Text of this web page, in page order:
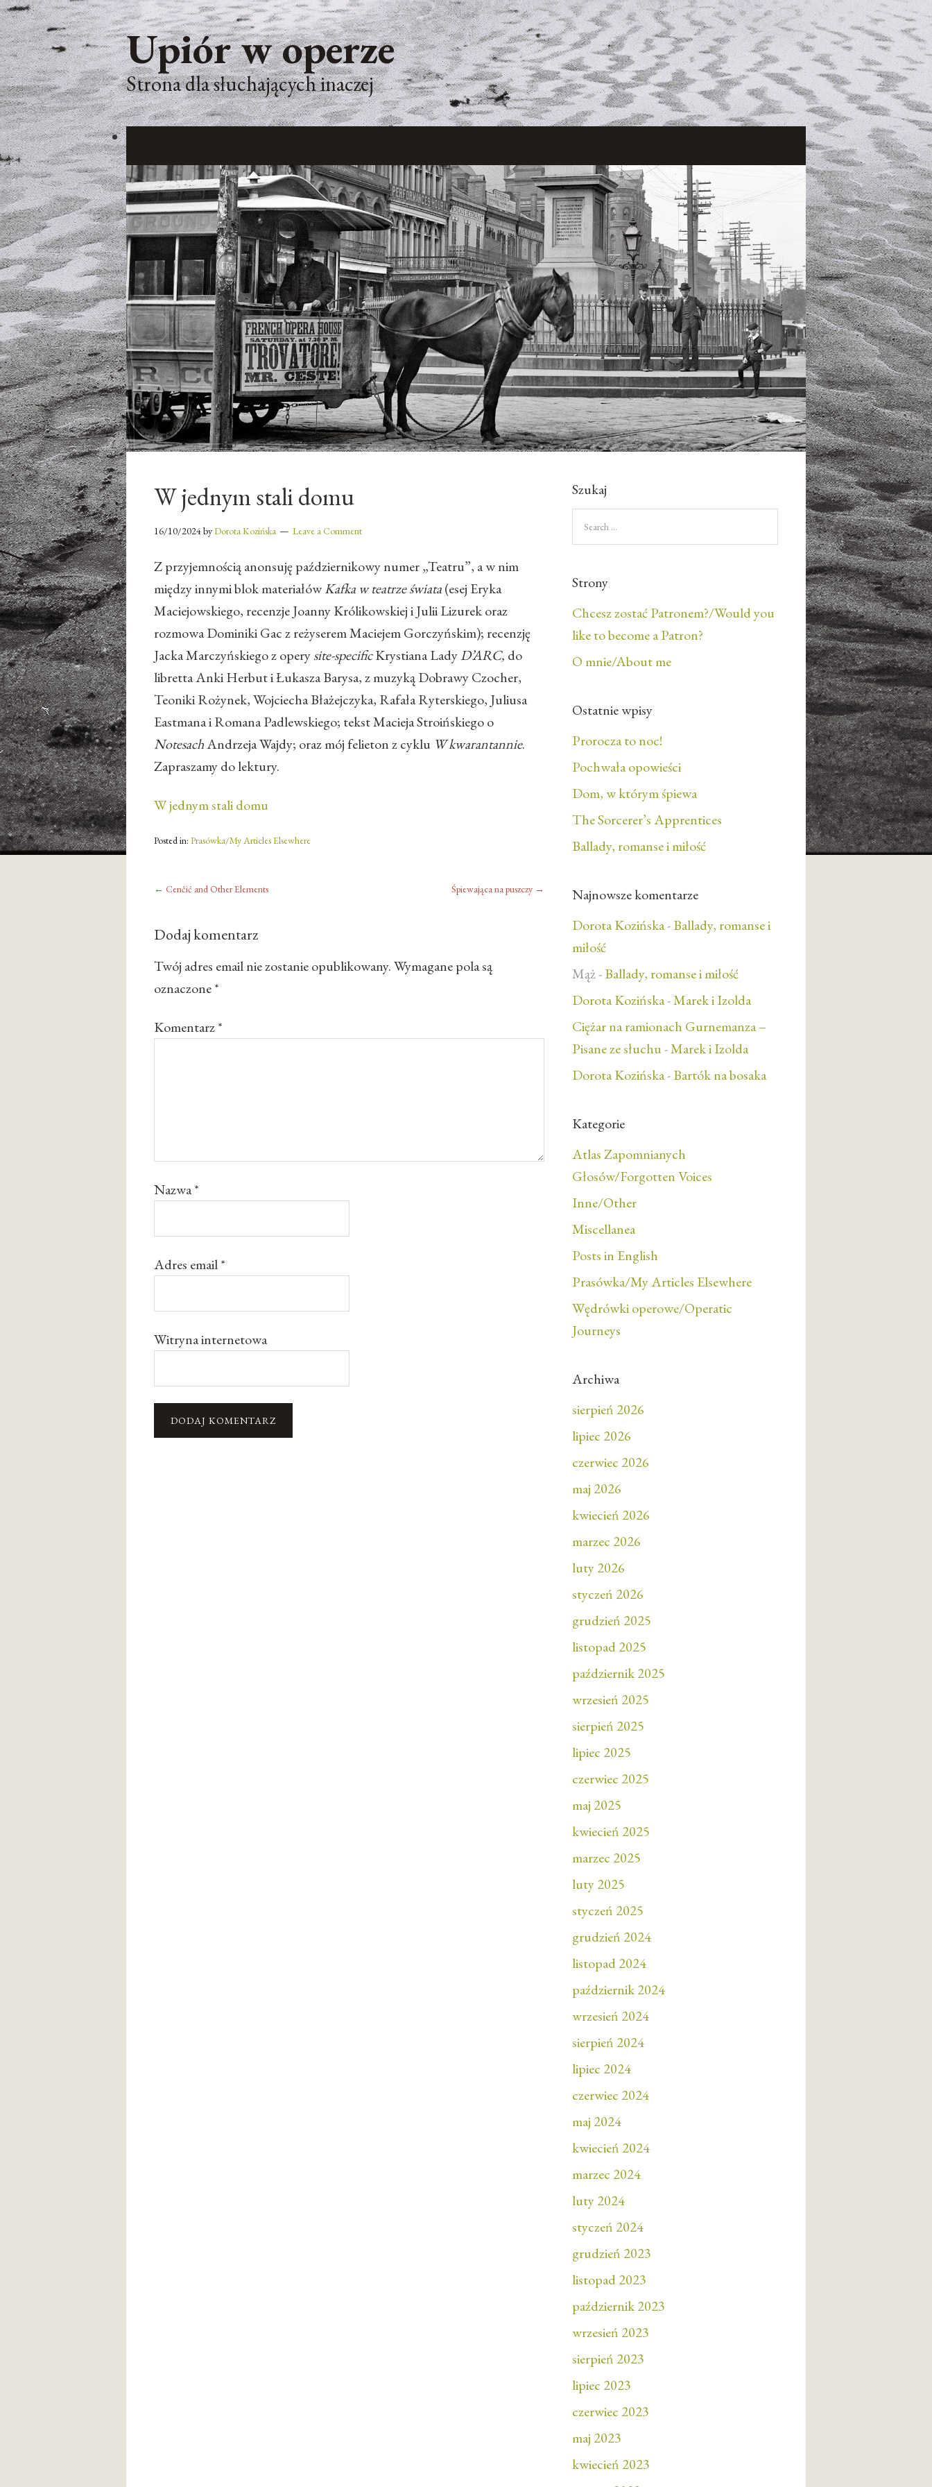
Upiór w operze
Strona dla słuchających inaczej
W jednym stali domu
16/10/2024byDorota Kozińska Leave a Comment
Z przyjemnością anonsuję październikowy numer „Teatru”, a w nim
między innymi blok materiałówKafka w teatrze świata(esej Eryka
Maciejowskiego, recenzje Joanny Królikowskiej i Julii Lizurek oraz
rozmowa Dominiki Gac z reżyserem Maciejem Gorczyńskim); recenzję
Jacka Marczyńskiego z operysite-specificKrystiana LadyD’ARC, do
libretta Anki Herbut i Łukasza Barysa, z muzyką Dobrawy Czocher,
Teoniki Rożynek, Wojciecha Błażejczyka, Rafała Ryterskiego, Juliusa
Eastmana i Romana Padlewskiego; tekst Macieja Stroińskiego o
NotesachAndrzeja Wajdy; oraz mój felieton z cyklu W kwarantannie.
Zapraszamy do lektury.
W jednym stali domu
Posted in: Prasówka/My Articles Elsewhere
← Cenčić and Other Elements Śpiewająca na puszczy →
Dodaj komentarz
Twój adres email nie zostanie opublikowany.Wymagane pola są
oznaczone*
Komentarz*
Nazwa*
Adres email*
Witryna internetowa
Szukaj
Strony
Chcesz zostać Patronem?/Would you
like to become a Patron?
O mnie/About me
Ostatnie wpisy
Prorocza to noc!
Pochwała opowieści
Dom, w którym śpiewa
The Sorcerer’s Apprentices
Ballady, romanse i miłość
Najnowsze komentarze
Dorota Kozińska-Ballady, romanse i
miłość
Mąż-Ballady, romanse i miłość
Dorota Kozińska-Marek i Izolda
Ciężar na ramionach Gurnemanza –
Pisane ze słuchu-Marek i Izolda
Dorota Kozińska-Bartók na bosaka
Kategorie
Atlas Zapomnianych
Głosów/Forgotten Voices
Inne/Other
Miscellanea
Posts in English
Prasówka/My Articles Elsewhere
Wędrówki operowe/Operatic
Journeys
Archiwa
sierpień 2026
lipiec 2026
czerwiec 2026
maj 2026
kwiecień 2026
marzec 2026
luty 2026
styczeń 2026
grudzień 2025
listopad 2025
październik 2025
wrzesień 2025
sierpień 2025
lipiec 2025
czerwiec 2025
maj 2025
kwiecień 2025
marzec 2025
luty 2025
styczeń 2025
grudzień 2024
listopad 2024
październik 2024
wrzesień 2024
sierpień 2024
lipiec 2024
czerwiec 2024
maj 2024
kwiecień 2024
marzec 2024
luty 2024
styczeń 2024
grudzień 2023
listopad 2023
październik 2023
wrzesień 2023
sierpień 2023
lipiec 2023
czerwiec 2023
maj 2023
kwiecień 2023